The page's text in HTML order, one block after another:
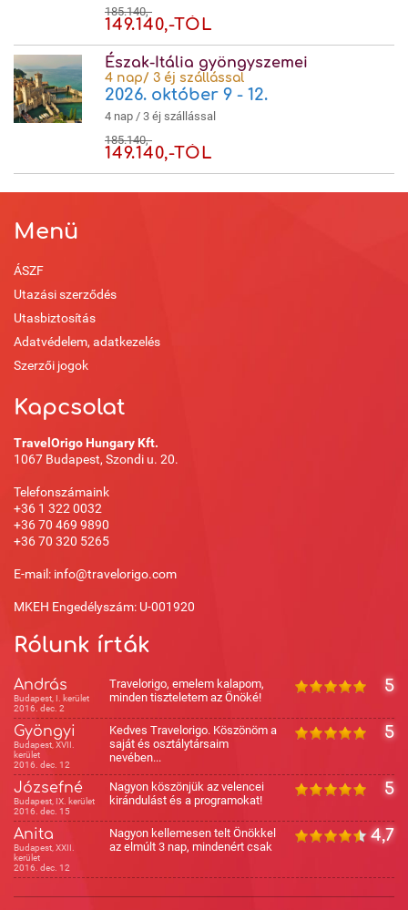
185.140,-
149.140,-TÓL
Észak-Itália gyöngyszemei
4 nap/ 3 éj szállással
2026. október 9 - 12.
4 nap / 3 éj szállással
185.140,-
149.140,-TÓL
Menü
ÁSZF
Utazási szerződés
Utasbiztosítás
Adatvédelem, adatkezelés
Szerzői jogok
Kapcsolat
TravelOrigo Hungary Kft.
1067 Budapest, Szondi u. 20.
Telefonszámaink
+36 1 322 0032
+36 70 469 9890
+36 70 320 5265
E-mail: info@travelorigo.com
MKEH Engedélyszám: U-001920
Rólunk írták
András
Budapest, I. kerület
2016. dec. 2
5
Travelorigo, emelem kalapom,
minden tiszteletem az Önöké!
Gyöngyi
Budapest, XVII.
kerület
2016. dec. 12
5
Kedves Travelorigo. Köszönöm a
saját és osztálytársaim
nevében...
Józsefné
Budapest, IX. kerület
2016. dec. 15
5
Nagyon köszönjük az velencei
kirándulást és a programokat!
Anita
Budapest, XXII.
kerület
2016. dec. 12
4,7
Nagyon kellemesen telt Önökkel
az elmúlt 3 nap, mindenért csak